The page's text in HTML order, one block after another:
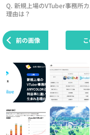
Q. 新規上場のVTuber事務所
理由は？
前の画像